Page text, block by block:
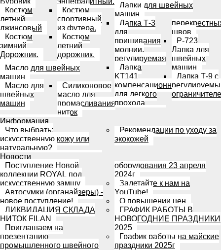
Костюм
летний
джинсовый
Костюм
зимний
Дорожник.
Костюм
спортивный
из футера.
Костюм
летний
дорожник.
Масло для швейных
машин
Масло для
швейных
машин
Силиконовое
масло для
промасливания
ниток
Лапки для швейных
машин
Лапка Т-3
для
пришивания
молнии,
регулируемая
Лапка
KT141
компенсационная
для легкого
прохода
швов
Р-723
Лапка для
швейных
машин
Лапка Т-9 с
Информация
Что выбрать:
искусственную кожу или
натуральную?
Рекомендации по уходу за
экокожей
Новости
Поступление Новой
коллекции ROYAL под
искусственную замшу
Автосумки (органайзеры) -
новое поступление!
ЛИКВИДАЦИЯ СКЛАДА
НИТОК FILAN
Приглашаем на
презентацию
промышленного швейного
оборудования 23 апреля
2024г
Залетайте к нам на
YouTube!
О повышении цен
ГРАФИК РАБОТЫ В
НОВОГОДНИЕ ПРАЗДНИКИ
2025
График работы на майские
праздники 2025г